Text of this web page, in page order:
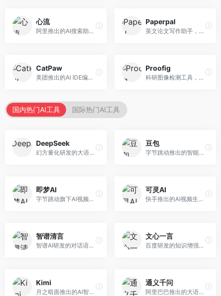
心流
阿里推出的AI搜索助手，专注于智能信息获取。面向普通用户，提供智能搜索、内容整理、知识问答等服务，与阿里生态深度整合。
Paperpal
英文论文写作助手，专注于学术英语润色。面向需要发表国际期刊的研究者，提供语法检查、学术表达优化、格式规范等服务，英语表达地道专业。
CatPaw
美团推出的AI IDE编程工具，专注于本地开发生态。面向开发者，提供智能代码补全、代码生成、项目管理等服务，本地开发体验好。
Proofig
科研图像检测工具，专注于学术图像完整性验证。面向科研人员，提供图像检测、重复分析、报告生成等服务，学术检测专业。
国内热门AI工具 国际热门AI工具
DeepSeek
幻方量化研发的大语言模型平台，专注于深度推理和代码生成能力。面向开发者、研究人员和技术爱好者，提供强大的逻辑推理和数学计算功能，开源生态完善，API接口友好。
豆包
字节跳动推出的智能对话助手平台，提供文本创作、知识问答、英语学习等多种AI服务。面向普通用户和内容创作者，支持多轮对话和文件解析，免费使用，响应速度快，中文理解能力强。
即梦AI
字节跳动旗下AI视频创作平台，支持多模态内容生成。面向内容创作者和营销人员，提供文生视频、图生视频、智能剪辑等功能，中文理解能力强，创作效率高。
可灵AI
快手推出的AI视频生成平台，支持文生视频和图生视频，可生成长达2分钟的高质量视频内容。面向短视频创作者和营销人员，操作简便，生成效果逼真，适合商业推广和创意表达。
智谱清言
智谱AI研发的对话语言模型，支持中英双语交互。面向中文用户和开发者，提供知识问答、代码编写、文档解读等服务，开源生态完善，学术研究背景深厚。
文心一言
百度研发的知识增强大语言模型，深度融合百度知识图谱和搜索能力。面向中文用户，提供知识问答、文本创作、逻辑推理等服务，中文语境理解准确，知识覆盖面广。
Kimi
月之暗面推出的AI智能助手，核心优势在于超长文本处理能力，支持20万字以上文档分析。面向学术研究者、职场人士和内容创作者，提供文档解读、PPT生成、联网搜索等综合服务。
通义千问
阿里巴巴推出的大语言模型平台，提供对话问答、文档处理、图像理解、代码编写等全方位AI服务。面向企业用户和个人开发者，集成阿里云生态，支持多模态交互，企业级安全保障。